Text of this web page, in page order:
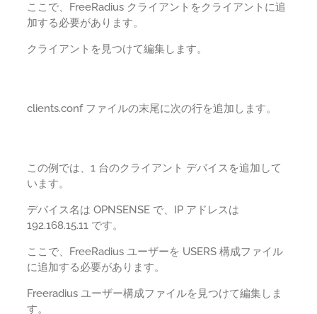
ここで、FreeRadius クライアントをクライアントに追
加する必要があります。
クライアントを見つけて編集します。
clients.conf ファイルの末尾に次の行を追加します。
この例では、1 台のクライアント デバイスを追加して
います。
デバイス名は OPNSENSE で、IP アドレスは
192.168.15.11 です。
ここで、FreeRadius ユーザーを USERS 構成ファイル
に追加する必要があります。
Freeradius ユーザー構成ファイルを見つけて編集しま
す。